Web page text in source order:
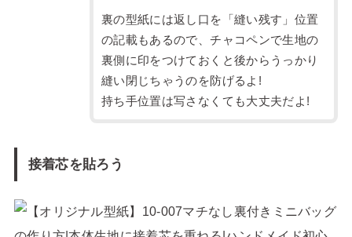
裏の型紙には返し口を「縫い残す」位置
の記載もあるので、チャコペンで生地の
裏側に印をつけておくと後からうっかり
縫い閉じちゃうのを防げるよ!
持ち手位置は写さなくても大丈夫だよ!
接着芯を貼ろう